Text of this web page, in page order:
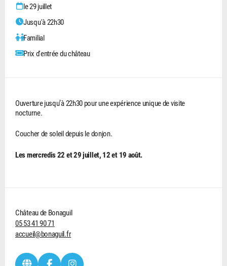
le 29 juillet
Jusqu'à 22h30
Familial
Prix d'entrée du château
Ouverture jusqu’à 22h30 pour une expérience unique de visite
nocturne.
Coucher de soleil depuis le donjon.
Les mercredis 22 et 29 juillet, 12 et 19 août.
Château de Bonaguil
05 53 41 90 71
accueil@bonaguil.fr